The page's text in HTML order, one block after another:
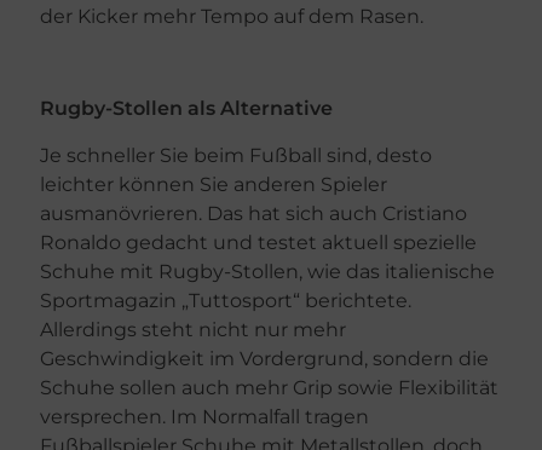
der Kicker mehr Tempo auf dem Rasen.
Rugby-Stollen als Alternative
Je schneller Sie beim Fußball sind, desto
leichter können Sie anderen Spieler
ausmanövrieren. Das hat sich auch Cristiano
Ronaldo gedacht und testet aktuell spezielle
Schuhe mit Rugby-Stollen, wie das italienische
Sportmagazin „Tuttosport“ berichtete.
Allerdings steht nicht nur mehr
Geschwindigkeit im Vordergrund, sondern die
Schuhe sollen auch mehr Grip sowie Flexibilität
versprechen. Im Normalfall tragen